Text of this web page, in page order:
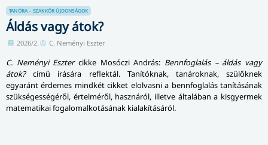
TANÓRA – SZAKKÖR ÚJDONSÁGOK
Áldás vagy átok?
2026/2. C. Neményi Eszter
C. Neményi Esztercikke Mosóczi András: Bennfoglalás – áldás vagy
átok?című írására reflektál. Tanítóknak, tanároknak, szülőknek
egyaránt érdemes mindkét cikket elolvasni a bennfoglalás tanításának
szükségességéről, értelméről, hasznáról, illetve általában a kisgyermek
matematikai fogalomalkotásának kialakításáról.